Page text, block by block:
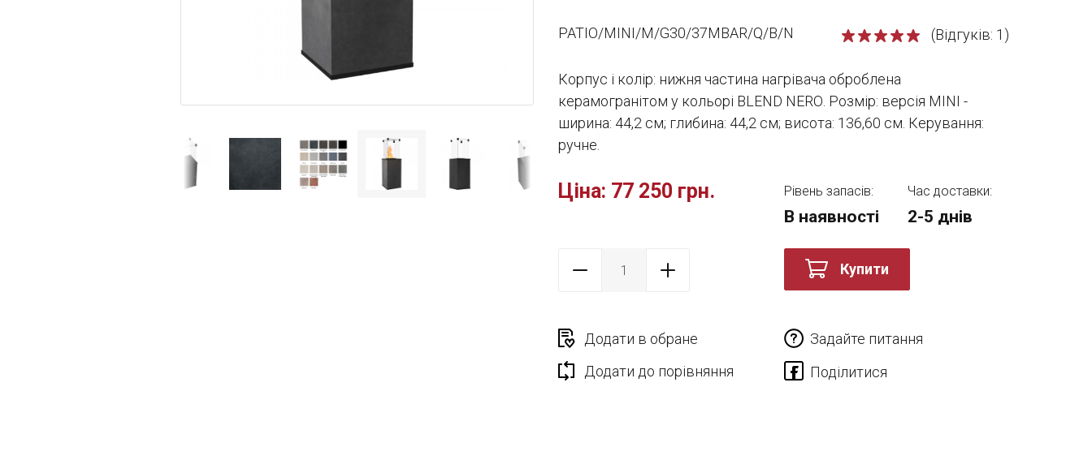
PATIO/MINI/M/G30/37MBAR/Q/B/N (Відгуків: 1)
Корпус і колір: нижня частина нагрівача оброблена
керамогранітом у кольорі ВLEND NERО. Розмір: версія MINI -
ширина: 44,2 см; глибина: 44,2 см; висота: 136,60 см. Керування:
ручне.
Ціна: 77 250 грн. Рівень запасів:
В наявності
Час доставки:
2-5 днів
Купити
Додати в обране
Задайте питання
Додати до порівняння